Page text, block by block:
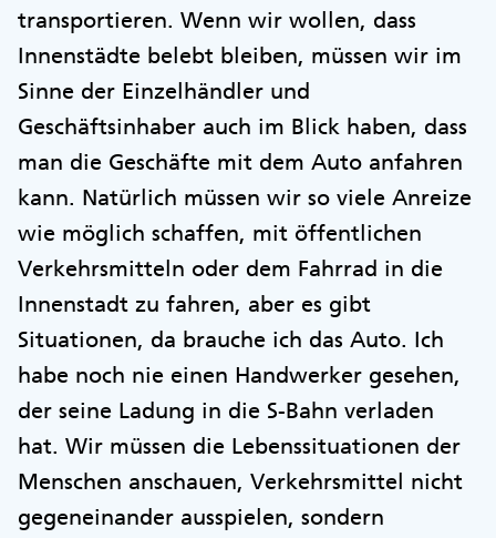
transportieren. Wenn wir wollen, dass
Innenstädte belebt bleiben, müssen wir im
Sinne der Einzelhändler und
Geschäftsinhaber auch im Blick haben, dass
man die Geschäfte mit dem Auto anfahren
kann. Natürlich müssen wir so viele Anreize
wie möglich schaffen, mit öffentlichen
Verkehrsmitteln oder dem Fahrrad in die
Innenstadt zu fahren, aber es gibt
Situationen, da brauche ich das Auto. Ich
habe noch nie einen Handwerker gesehen,
der seine Ladung in die S-Bahn verladen
hat. Wir müssen die Lebenssituationen der
Menschen anschauen, Verkehrsmittel nicht
gegeneinander ausspielen, sondern